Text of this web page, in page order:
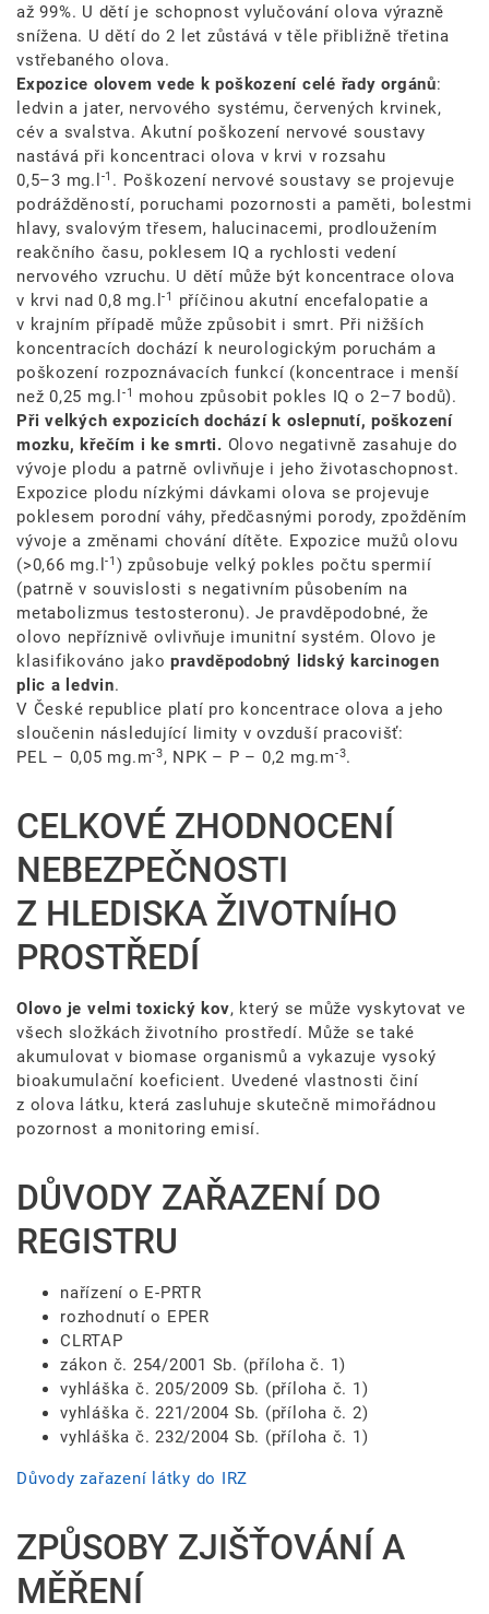
až 99%. U dětí je schopnost vylučování olova výrazně
snížena. U dětí do 2 let zůstává v těle přibližně třetina
vstřebaného olova.
Expozice olovem vede k poškození celé řady orgánů:
ledvin a jater, nervového systému, červených krvinek,
cév a svalstva. Akutní poškození nervové soustavy
nastává při koncentraci olova v krvi v rozsahu
0,5–3 mg.l -1 . Poškození nervové soustavy se projevuje
podrážděností, poruchami pozornosti a paměti, bolestmi
hlavy, svalovým třesem, halucinacemi, prodloužením
reakčního času, poklesem IQ a rychlosti vedení
nervového vzruchu. U dětí může být koncentrace olova
v krvi nad0,8 mg.l-1
příčinou akutní encefalopatie a
v krajním případě může způsobit i smrt. Při nižších
koncentracích dochází k neurologickým poruchám a
poškození rozpoznávacích funkcí (koncentrace i menší
než 0,25 mg.l -1
mohou způsobit pokles IQ o 2–7 bodů).
Při velkých expozicích dochází k oslepnutí, poškození
mozku, křečím i ke smrti. Olovo negativně zasahuje do
vývoje plodu a patrně ovlivňuje i jeho životaschopnost.
Expozice plodu nízkými dávkami olova se projevuje
poklesem porodní váhy, předčasnými porody, zpožděním
vývoje a změnami chování dítěte. Expozice mužů olovu
(>0,66 mg.l-1 ) způsobuje velký pokles počtu spermií
(patrně v souvislosti s negativním působením na
metabolizmus testosteronu). Je pravděpodobné, že
olovo nepříznivě ovlivňuje imunitní systém. Olovo je
klasifikováno jakopravděpodobný lidský karcinogen
plic a ledvin.
V České republice platí pro koncentrace olova a jeho
sloučenin následující limity v ovzduší pracovišť:
PEL – 0,05 mg.m-3, NPK – P – 0,2 mg.m-3.
CELKOVÉ ZHODNOCENÍ
NEBEZPEČNOSTI
Z HLEDISKA ŽIVOTNÍHO
PROSTŘEDÍ
Olovo je velmi toxický kov, který se může vyskytovat ve
všech složkách životního prostředí. Může se také
akumulovat v biomase organismů a vykazuje vysoký
bioakumulační koeficient. Uvedené vlastnosti činí
z olova látku, která zasluhuje skutečně mimořádnou
pozornost a monitoring emisí.
DŮVODY ZAŘAZENÍ DO
REGISTRU
nařízení o E-PRTR
rozhodnutí o EPER
CLRTAP
zákon č. 254/2001 Sb. (příloha č. 1)
vyhláška č. 205/2009 Sb. (příloha č. 1)
vyhláška č. 221/2004 Sb. (příloha č. 2)
vyhláška č. 232/2004 Sb. (příloha č. 1)
Důvody zařazení látky do IRZ
ZPŮSOBY ZJIŠŤOVÁNÍ A
MĚŘENÍ